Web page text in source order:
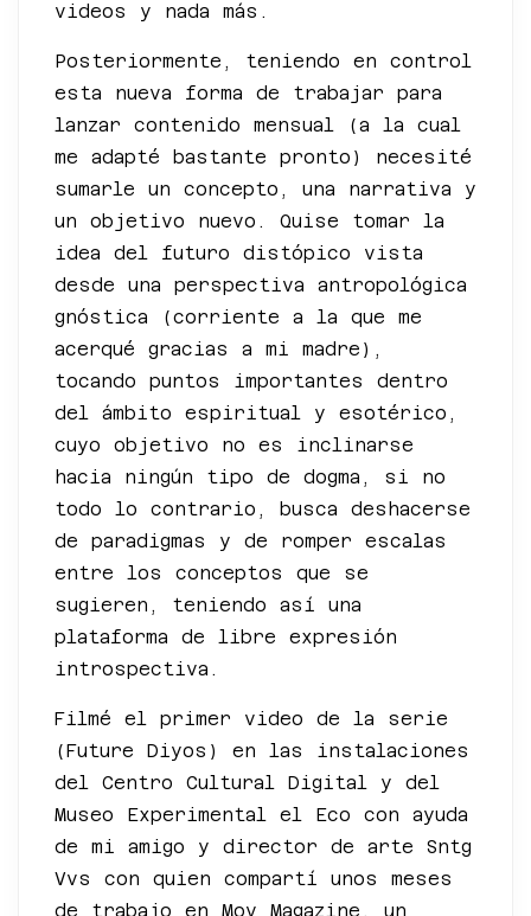
videos y nada más.
Posteriormente, teniendo en control
esta nueva forma de trabajar para
lanzar contenido mensual (a la cual
me adapté bastante pronto) necesité
sumarle un concepto, una narrativa y
un objetivo nuevo. Quise tomar la
idea del futuro distópico vista
desde una perspectiva antropológica
gnóstica (corriente a la que me
acerqué gracias a mi madre),
tocando puntos importantes dentro
del ámbito espiritual y esotérico,
cuyo objetivo no es inclinarse
hacia ningún tipo de dogma, si no
todo lo contrario, busca deshacerse
de paradigmas y de romper escalas
entre los conceptos que se
sugieren, teniendo así una
plataforma de libre expresión
introspectiva.
Filmé el primer video de la serie
(Future Diyos) en las instalaciones
del Centro Cultural Digital y del
Museo Experimental el Eco con ayuda
de mi amigo y director de arte Sntg
Vvs con quien compartí unos meses
de trabajo en Mov Magazine, un